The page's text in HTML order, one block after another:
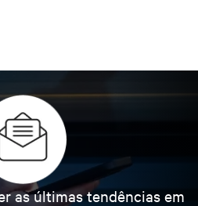
as últimas tendências em